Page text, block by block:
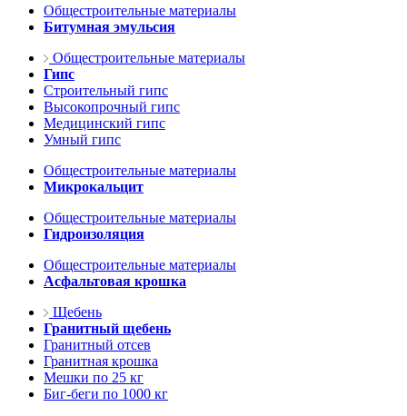
Общестроительные материалы
Битумная эмульсия
Общестроительные материалы
Гипс
Строительный гипс
Высокопрочный гипс
Медицинский гипс
Умный гипс
Общестроительные материалы
Микрокальцит
Общестроительные материалы
Гидроизоляция
Общестроительные материалы
Асфальтовая крошка
Щебень
Гранитный щебень
Гранитный отсев
Гранитная крошка
Мешки по 25 кг
Биг-беги по 1000 кг